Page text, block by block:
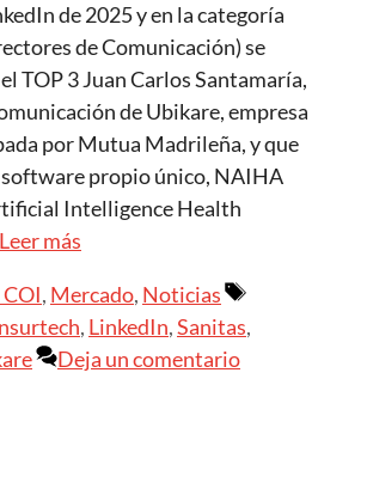
de 2025 y en la categoría
de Comunicación) se
TOP 3 Juan Carlos Santamaría,
de Ubikare, empresa
por Mutua Madrileña, y que
software propio único, NAIHA
Intelligence Health
Leer más
, Mercado, Noticias
, LinkedIn,Sanitas,
Deja un comentario